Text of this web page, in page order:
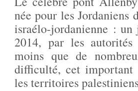
née pour les
israélo-jordanienne :
2014, par les autorités
moins que de
difficulté, cet important
les territoires